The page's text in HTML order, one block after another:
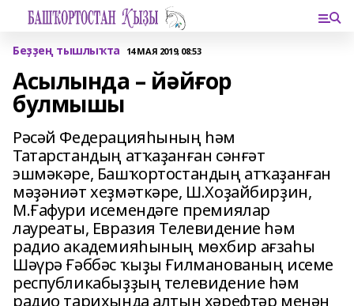
Беҙҙең тышлыҡта 14 МАЯ 2019, 08:53
Асылында – йәйғор
булмышы
Рәсәй Федерацияһының һәм
Татарстандың атҡаҙанған сәнғәт
эшмәкәре, Башҡортостандың атҡаҙанған
мәҙәниәт хеҙмәткәре, Ш.Хоҙайбирҙин,
М.Ғафури исемендәге премиялар
лауреаты, Евразия Телевидение һәм
радио академияһының мөхбир ағзаһы
Шәүрә Ғәббәс ҡыҙы Ғилманованың исеме
республикабыҙҙың телевидение һәм
радио тарихында алтын хәрефтәр менән